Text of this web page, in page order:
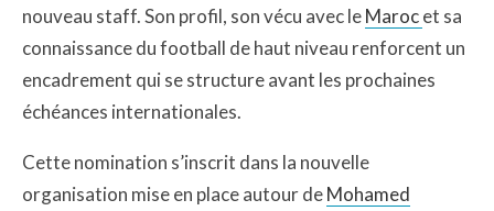
nouveau staff. Son profil, son vécu avec leMarocet sa
connaissance du football de haut niveau renforcent un
encadrement qui se structure avant les prochaines
échéances internationales.
Cette nomination s’inscrit dans la nouvelle
organisation mise en place autour deMohamed